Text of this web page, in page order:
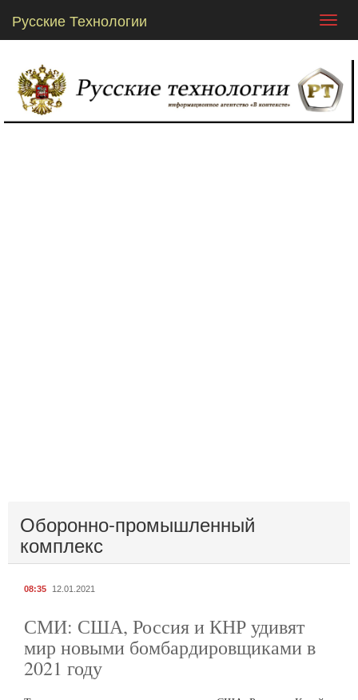
Русские Технологии
Оборонно-промышленный
комплекс
08:35 12.01.2021
СМИ: США, Россия и КНР удивят
мир новыми бомбардировщиками в
2021 году